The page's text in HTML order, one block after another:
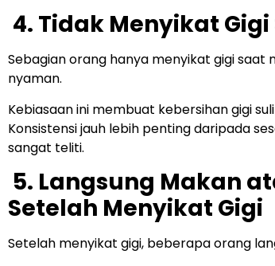
4. Tidak Menyikat
Sebagian orang hanya menyikat gigi saat
nyaman.
Kebiasaan ini membuat kebersihan gigi
Konsistensi jauh lebih penting daripada
sangat teliti.
5. Langsung Makan
Setelah Menyikat Gigi
Setelah menyikat gigi, beberapa orang